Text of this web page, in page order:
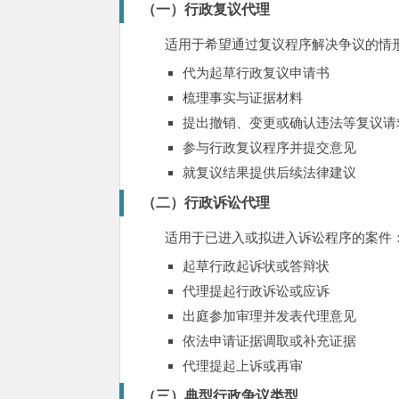
（一）行政复议代理
适用于希望通过复议程序解决争议的情
代为起草行政复议申请书
梳理事实与证据材料
提出撤销、变更或确认违法等复议请
参与行政复议程序并提交意见
就复议结果提供后续法律建议
（二）行政诉讼代理
适用于已进入或拟进入诉讼程序的案件：
起草行政起诉状或答辩状
代理提起行政诉讼或应诉
出庭参加审理并发表代理意见
依法申请证据调取或补充证据
代理提起上诉或再审
（三）典型行政争议类型